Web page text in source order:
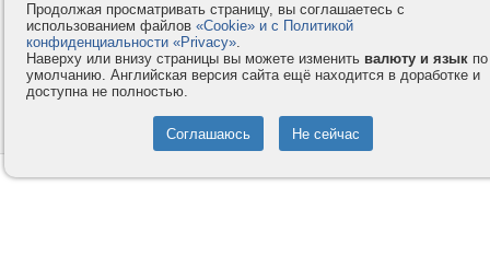
Контакты
Компания
Privacy и Cookie
Услуги
Как оплатить
Помощь
© 2008-2026
- Все права защищены.
Продолжая просматривать страницу, вы соглашаетесь с
использованием файлов «Cookie» и с Политикой
конфиденциальности «Privacy».
Наверху или внизу страницы вы можете изменить валюту и язык по
умолчанию. Английская версия сайта ещё находится в доработке и
доступна не полностью.